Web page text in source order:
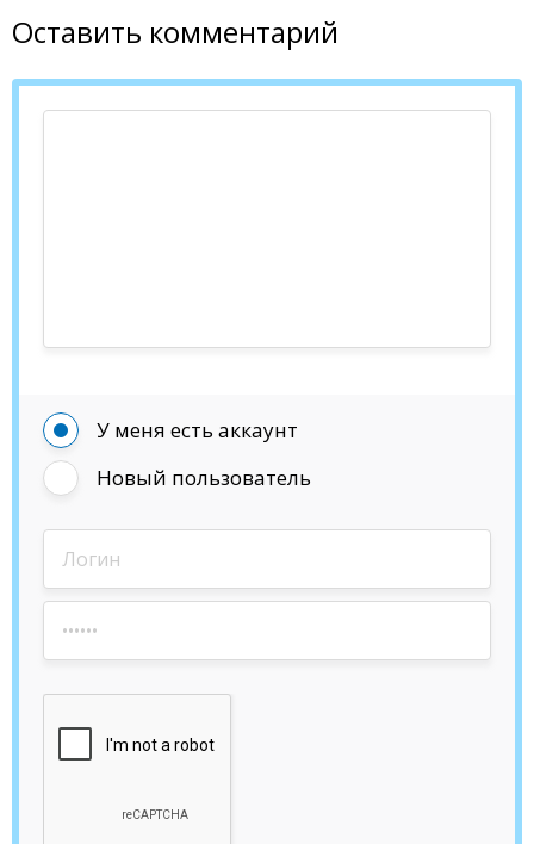
Оставить комментарий
У меня есть аккаунт
Новый пользователь